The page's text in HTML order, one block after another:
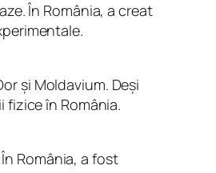
În România, a creat
și Moldavium. Deși
în România.
România, a fost